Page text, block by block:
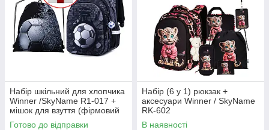
Набір шкільний для хлопчика
Winner /SkyName R1-017 +
мішок для взуття (фірмовий
пенал у подарунок)
Готово до відправки
Набір (6 у 1) рюкзак +
аксесуари Winner / SkyName
RK-602
В наявності